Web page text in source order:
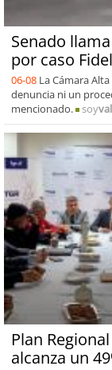
Senado
por caso
06-08 La Cámara
denuncia ni un
mencionado.
soy
Plan
alcanza un